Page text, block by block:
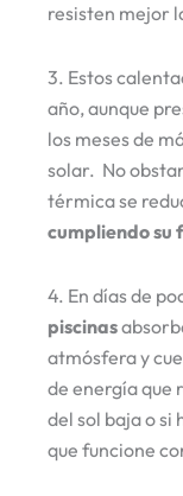
resisten mejor
3. Estos
año, aunque
los meses de
solar. No
térmica se
cumpliendo su
4. En días de
piscinas
atmósfera y
de energía que
del sol baja o
que funcione